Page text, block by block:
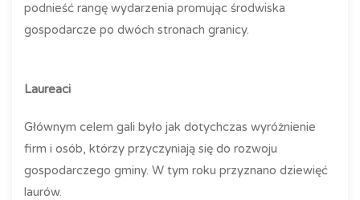
podnieść rangę wydarzenia promując środwiska
gospodarcze po dwóch stronach granicy.
Laureaci
Głównym celem gali było jak dotychczas wyróżnienie
firm i osób, którzy przyczyniają się do rozwoju
gospodarczego gminy. W tym roku przyznano dziewięć
laurów.